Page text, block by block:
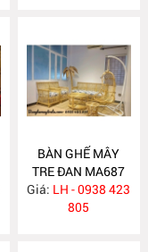
BÀN GHẾ MÂY
TRE ĐAN MA687
Giá: LH - 0938 423
805